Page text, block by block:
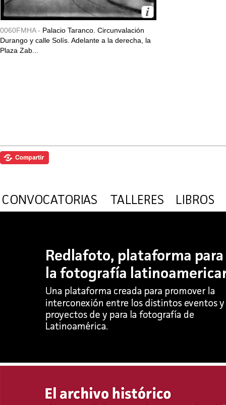
0060FMHA - Palacio Taranco. Circunvalación
Durango y calle Solís. Adelante a la derecha, la
Plaza Zab...